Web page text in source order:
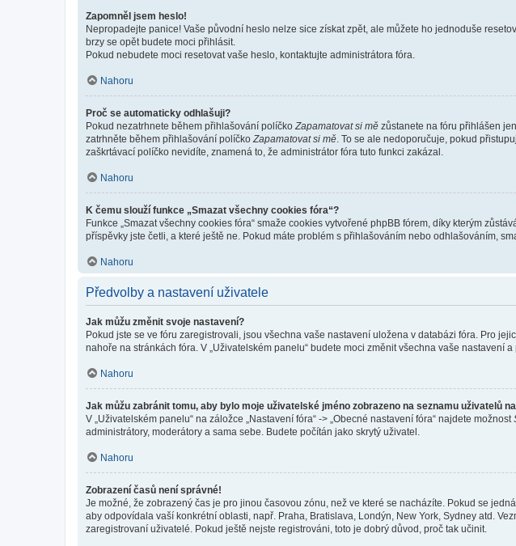
Zapomněl jsem heslo!
Nepropadejte panice! Vaše původní heslo nelze sice získat zpět, ale můžete ho jednoduše
brzy se opět budete moci přihlásit.
Pokud nebudete moci resetovat vaše heslo, kontaktujte administrátora fóra.
Nahoru
Proč se automaticky odhlašuji?
Pokud nezatrhnete během přihlašování políčko Zapamatovat si mě zůstanete na fóru přihlášen
zatrhněte během přihlašování políčko Zapamatovat si mě . To se ale nedoporučuje, pokud
zaškrtávací políčko nevidíte, znamená to, že administrátor fóra tuto funkci zakázal.
Nahoru
K čemu slouží funkce „Smazat všechny cookies fóra“?
Funkce „Smazat všechny cookies fóra“ smaže cookies vytvořené phpBB fórem, díky kterým
příspěvky jste četli, a které ještě ne. Pokud máte problém s přihlašováním nebo odhlašováním,
Nahoru
Předvolby a nastavení uživatele
Jak můžu změnit svoje nastavení?
Pokud jste se ve fóru zaregistrovali, jsou všechna vaše nastavení uložena v databázi fóra. Pro
nahoře na stránkách fóra. V „Uživatelském panelu“ budete moci změnit všechna vaše nastavení a
Nahoru
Jak můžu zabránit tomu, aby bylo moje uživatelské jméno zobrazeno na seznamu uživatelů
V „Uživatelském panelu“ na záložce „Nastavení fóra“ -> „Obecné nastavení fóra“ najdete možnost
administrátory, moderátory a sama sebe. Budete počítán jako skrytý uživatel.
Nahoru
Zobrazení časů není správné!
Je možné, že zobrazený čas je pro jinou časovou zónu, než ve které se nacházíte. Pokud se
aby odpovídala vaší konkrétní oblasti, např. Praha, Bratislava, Londýn, New York, Sydney atd.
zaregistrovaní uživatelé. Pokud ještě nejste registrováni, toto je dobrý důvod, proč tak učinit.